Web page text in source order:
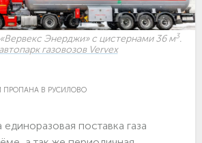
Энерджи» с цистернами 36 м3.
автопарк газовозов Vervex
В РУСИЛОВО
поставка газа